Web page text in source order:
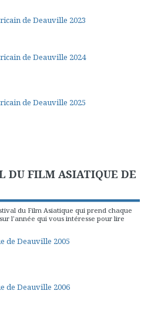
de Deauville 2023
de Deauville 2024
de Deauville 2025
DU FILM ASIATIQUE DE
du Film Asiatique qui prend chaque
l'année qui vous intéresse pour lire
de Deauville 2005
de Deauville 2006